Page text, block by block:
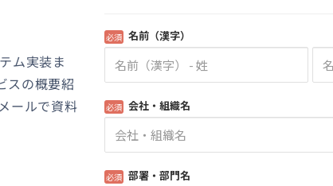
ム実装ま
スの概要紹
ールで資料